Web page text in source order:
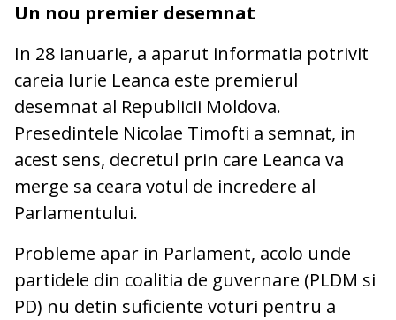
Un nou premier desemnat
In 28 ianuarie, a aparut informatia potrivit
careia Iurie Leanca este premierul
desemnat al Republicii Moldova.
Presedintele Nicolae Timofti a semnat, in
acest sens, decretul prin care Leanca va
merge sa ceara votul de incredere al
Parlamentului.
Probleme apar in Parlament, acolo unde
partidele din coalitia de guvernare (PLDM si
PD) nu detin suficiente voturi pentru a